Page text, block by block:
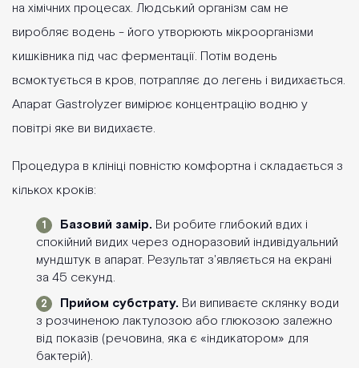
на хімічних процесах. Людський організм сам не
виробляє водень - його утворюють мікроорганізми
кишківника під час ферментації. Потім водень
всмоктується в кров, потрапляє до легень і видихається.
Апарат Gastrolyzer вимірює концентрацію водню у
повітрі яке ви видихаєте.
Процедура в клініці повністю комфортна і складається з
кількох кроків:
Базовий замір. Ви робите глибокий вдих і
спокійний видих через одноразовий індивідуальний
мундштук в апарат. Результат з'являється на екрані
за 45 секунд.
Прийом субстрату. Ви випиваєте склянку води
з розчиненою лактулозою або глюкозою залежно
від показів (речовина, яка є «індикатором» для
бактерій).